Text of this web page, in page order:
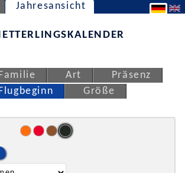
Jahresansicht
Familie Art
Präsenz
Flugbeginn
Größe